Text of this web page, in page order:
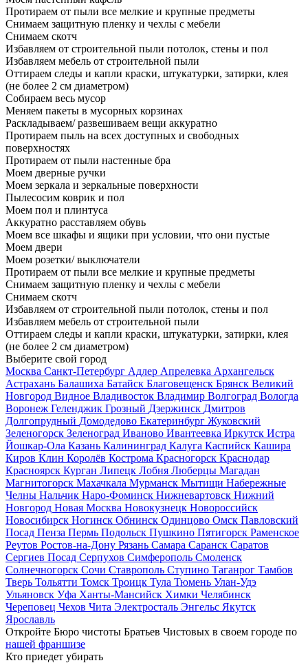
Протираем от пыли все мелкие и крупные предметы
Снимаем защитную пленку и чехлы с мебели
Снимаем скотч
Избавляем от строительной пыли потолок, стены и пол
Избавляем мебель от строительной пыли
Оттираем следы и капли краски, штукатурки, затирки, клея
(не более 2 см диаметром)
Собираем весь мусор
Меняем пакеты в мусорных корзинах
Раскладываем/ развешиваем вещи аккуратно
Протираем пыль на всех доступных и свободных
поверхностях
Протираем от пыли настенные бра
Моем дверные ручки
Моем зеркала и зеркальные поверхности
Пылесосим коврик и пол
Моем пол и плинтуса
Аккуратно расставляем обувь
Моем все шкафы и ящики при условии, что они пустые
Моем двери
Моем розетки/ выключатели
Протираем от пыли все мелкие и крупные предметы
Снимаем защитную пленку и чехлы с мебели
Снимаем скотч
Избавляем от строительной пыли потолок, стены и пол
Избавляем мебель от строительной пыли
Оттираем следы и капли краски, штукатурки, затирки, клея
(не более 2 см диаметром)
Выберите свой город
Москва Санкт-Петербург Адлер Апрелевка Архангельск
Астрахань Балашиха Батайск Благовещенск Брянск Великий
Новгород Видное Владивосток Владимир Волгоград Вологда
Воронеж Геленджик Грозный Дзержинск Дмитров
Долгопрудный Домодедово Екатеринбург Жуковский
Зеленогорск Зеленоград Иваново Ивантеевка Иркутск Истра
Йошкар-Ола Казань Калининград Калуга Каспийск Кашира
Киров Клин Королёв Кострома Красногорск Краснодар
Красноярск Курган Липецк Лобня Люберцы Магадан
Магнитогорск Махачкала Мурманск Мытищи Набережные
Челны Нальчик Наро-Фоминск Нижневартовск Нижний
Новгород Новая Москва Новокузнецк Новороссийск
Новосибирск Ногинск Обнинск Одинцово Омск Павловский
Посад Пенза Пермь Подольск Пушкино Пятигорск Раменское
Реутов Ростов-на-Дону Рязань Самара Саранск Саратов
Сергиев Посад Серпухов Симферополь Смоленск
Солнечногорск Сочи Ставрополь Ступино Таганрог Тамбов
Тверь Тольятти Томск Троицк Тула Тюмень Улан-Удэ
Ульяновск Уфа Ханты-Мансийск Химки Челябинск
Череповец Чехов Чита Электросталь Энгельс Якутск
Ярославль
Откройте Бюро чистоты Братьев Чистовых в своем городе по
нашей франшизе
Кто приедет убирать